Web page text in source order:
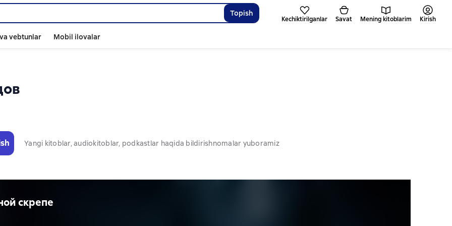
Topish
Kechiktirilganlar Savat Mening kitoblarim Kirish
vebtunlar Mobil ilovalar
Yangi kitoblar, audiokitoblar, podkastlar haqida bildirishnomalar yuboramiz
скрепе